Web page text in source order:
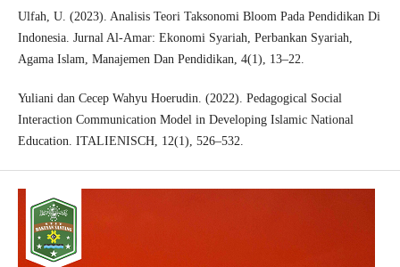
Ulfah, U. (2023). Analisis Teori Taksonomi Bloom Pada Pendidikan Di
Indonesia. Jurnal Al-Amar: Ekonomi Syariah, Perbankan Syariah,
Agama Islam, Manajemen Dan Pendidikan, 4(1), 13–22.
Yuliani dan Cecep Wahyu Hoerudin. (2022). Pedagogical Social
Interaction Communication Model in Developing Islamic National
Education. ITALIENISCH, 12(1), 526–532.